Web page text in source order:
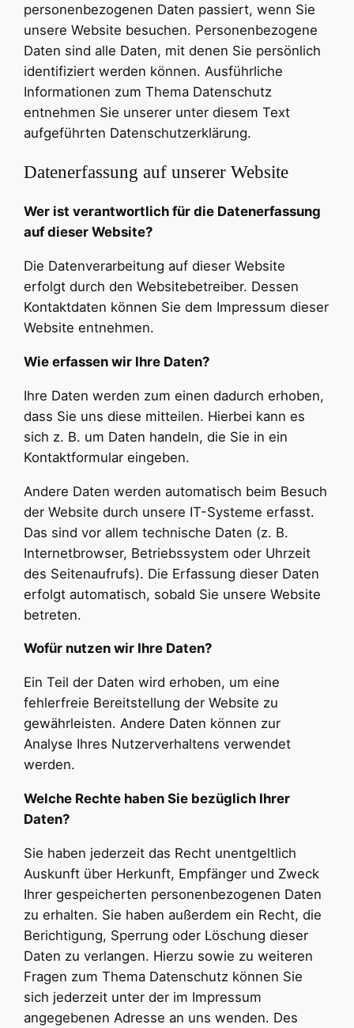
personenbezogenen Daten passiert, wenn Sie
unsere Website besuchen. Personenbezogene
Daten sind alle Daten, mit denen Sie persönlich
identifiziert werden können. Ausführliche
Informationen zum Thema Datenschutz
entnehmen Sie unserer unter diesem Text
aufgeführten Datenschutzerklärung.
Datenerfassung auf unserer Website
Wer ist verantwortlich für die Datenerfassung
auf dieser Website?
Die Datenverarbeitung auf dieser Website
erfolgt durch den Websitebetreiber. Dessen
Kontaktdaten können Sie dem Impressum dieser
Website entnehmen.
Wie erfassen wir Ihre Daten?
Ihre Daten werden zum einen dadurch erhoben,
dass Sie uns diese mitteilen. Hierbei kann es
sich z. B. um Daten handeln, die Sie in ein
Kontaktformular eingeben.
Andere Daten werden automatisch beim Besuch
der Website durch unsere IT-Systeme erfasst.
Das sind vor allem technische Daten (z. B.
Internetbrowser, Betriebssystem oder Uhrzeit
des Seitenaufrufs). Die Erfassung dieser Daten
erfolgt automatisch, sobald Sie unsere Website
betreten.
Wofür nutzen wir Ihre Daten?
Ein Teil der Daten wird erhoben, um eine
fehlerfreie Bereitstellung der Website zu
gewährleisten. Andere Daten können zur
Analyse Ihres Nutzerverhaltens verwendet
werden.
Welche Rechte haben Sie bezüglich Ihrer
Daten?
Sie haben jederzeit das Recht unentgeltlich
Auskunft über Herkunft, Empfänger und Zweck
Ihrer gespeicherten personenbezogenen Daten
zu erhalten. Sie haben außerdem ein Recht, die
Berichtigung, Sperrung oder Löschung dieser
Daten zu verlangen. Hierzu sowie zu weiteren
Fragen zum Thema Datenschutz können Sie
sich jederzeit unter der im Impressum
angegebenen Adresse an uns wenden. Des